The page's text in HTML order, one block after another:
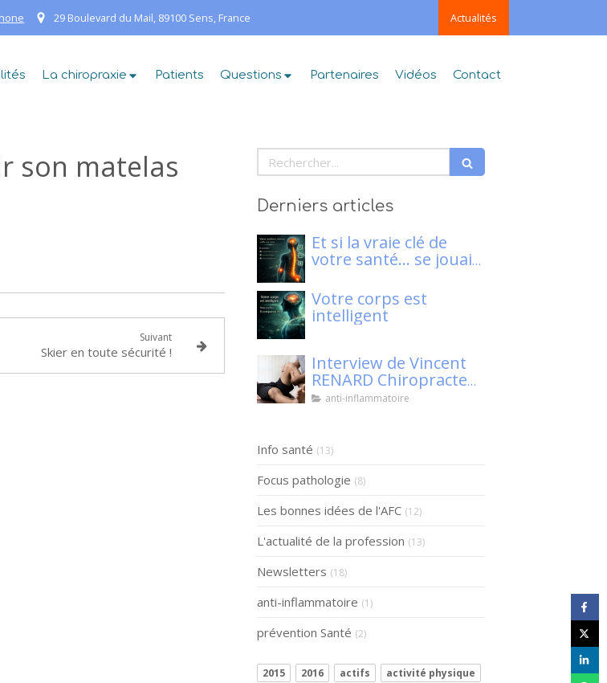
29 Boulevard du Mail, 89100 Sens, France Actualités
La chiropraxie Patients Questions Partenaires Vidéos Contact
son matelas
Suivant
Skier en toute sécurité !
Rechercher
Derniers articles
Et si la vraie clé de
votre santé… se jouait
nerveux ?
Votre corps est
intelligent
Interview de Vincent
RENARD Chiropracteur
à SENS, pour Klaser.
anti-inflammatoire
Info santé (13)
Focus pathologie (8)
Les bonnes idées de l'AFC (12)
L'actualité de la profession (13)
Newsletters (18)
anti-inflammatoire (1)
prévention Santé (2)
2015 2016 actifs
activité physique